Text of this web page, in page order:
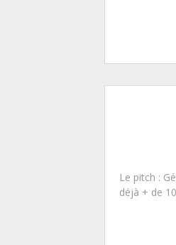
Le pitch :
déjà + de